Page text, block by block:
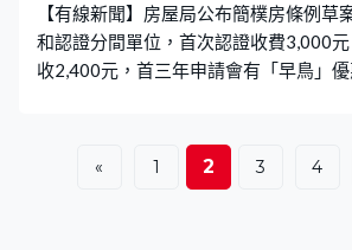
【有線新聞】房屋局公布簡樸房條例草
和認證分間單位，首次認證收費3,000
收2,400元，首三年申請會有「早鳥」優
最少2.3米，須至少有一扇可開啟，面對
積至少要有0.1平方米。又要有提供每小
« 1 2 3 4